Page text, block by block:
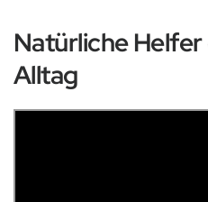
Natürliche
Alltag